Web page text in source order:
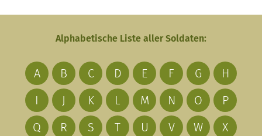
Alphabetische Liste aller Soldaten:
A B C D E F G
H
I
J K L M N O
P
Q
R S T U V W
X